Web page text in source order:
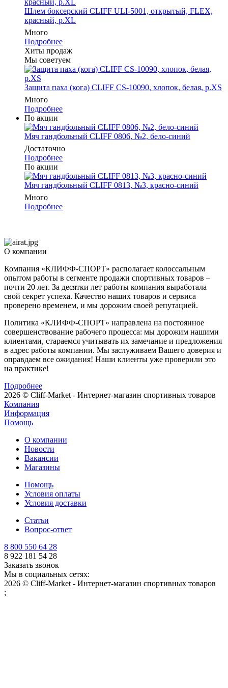
Шлем боксерский CLIFF ULI-5001, открытый, FLEX,
красный, р.XL
Много
Подробнее
Хиты продаж
Мы советуем
Защита паха (кога) CLIFF CS-10090, хлопок, белая, р.XS
Много
Подробнее
По акции
Мяч гандбольный CLIFF 0806, №2, бело-синий
Достаточно
Подробнее
По акции
Мяч гандбольный CLIFF 0813, №3, красно-синий
Много
Подробнее
О компании
Компания «КЛИФФ-СПОРТ» располагает колоссальным
опытом работы в сегменте продажи спортивных товаров –
почти 20 лет. За десятки лет работы компания выработала
свой секрет успеха. Качество наших товаров и сервиса
проверено временем, и мы дорожим своей репутацией.
Политика «КЛИФФ-СПОРТ» направлена на постоянное
совершенствование рабочего процесса: мы дорожим нашими
клиентами, стараемся учитывать их замечание и предложения
в адрес работы компании. Мы заслуживаем Вашего доверия и
оправдаем все ожидания! Наши клиенты уже проверили это
на практике!
Подробнее
2026 © Cliff-Market - Интернет-магазин спортивных товаров
Компания
Информация
Помощь
О компании
Новости
Вакансии
Магазины
Помощь
Условия оплаты
Условия доставки
Статьи
Вопрос-ответ
8 800 550 64 28
8 922 181 54 28
Заказать звонок
Мы в социальных сетях:
2026 © Cliff-Market - Интернет-магазин спортивных товаров
;